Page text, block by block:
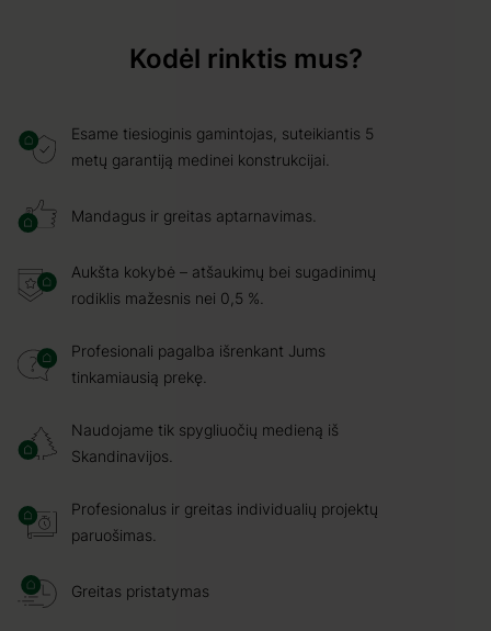
Kodėl rinktis mus?
Esame tiesioginis gamintojas, suteikiantis 5
metų garantiją medinei konstrukcijai.
Mandagus ir greitas aptarnavimas.
Aukšta kokybė – atšaukimų bei sugadinimų
rodiklis mažesnis nei 0,5 %.
Profesionali pagalba išrenkant Jums
tinkamiausią prekę.
Naudojame tik spygliuočių medieną iš
Skandinavijos.
Profesionalus ir greitas individualių projektų
paruošimas.
Greitas pristatymas